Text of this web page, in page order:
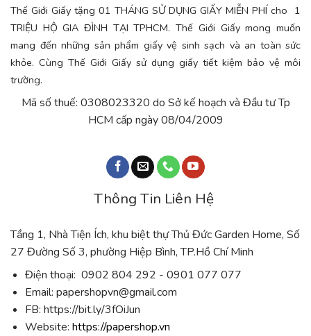
Thế Giới Giấy tặng 01 THÁNG SỬ DỤNG GIẤY MIỄN PHÍ cho 1
TRIỆU HỘ GIA ĐÌNH TẠI TPHCM. Thế Giới Giấy mong muốn
mang đến những sản phẩm giấy vệ sinh sạch và an toàn sức
khỏe. Cùng Thế Giới Giấy sử dụng giấy tiết kiệm bảo vệ môi
trường.
Mã số thuế: 0308023320 do Sở kế hoạch và Đầu tư Tp
HCM cấp ngày 08/04/2009
Thông Tin Liên Hệ
Tầng 1, Nhà Tiện Ích, khu biệt thự Thủ Đức Garden Home, Số
27 Đường Số 3, phường Hiệp Bình, TP.Hồ Chí Minh
Điện thoại: 0902 804 292 - 0901 077 077
Email: papershopvn@gmail.com
FB: https://bit.ly/3fOiJun
Website: https://papershop.vn